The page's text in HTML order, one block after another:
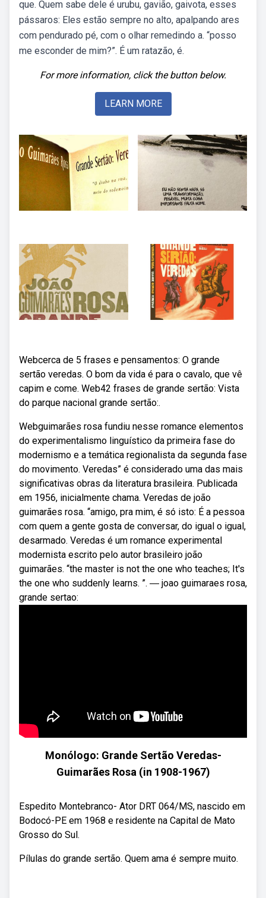
que. Quem sabe dele é urubu, gavião, gaivota, esses
pássaros: Eles estão sempre no alto, apalpando ares
com pendurado pé, com o olhar remedindo a. “posso
me esconder de mim?”. É um ratazão, é.
For more information, click the button below.
LEARN MORE
Webcerca de 5 frases e pensamentos: O grande
sertão veredas. O bom da vida é para o cavalo, que vê
capim e come. Web42 frases de grande sertão: Vista
do parque nacional grande sertão:.
Webguimarães rosa fundiu nesse romance elementos
do experimentalismo linguístico da primeira fase do
modernismo e a temática regionalista da segunda fase
do movimento. Veredas” é considerado uma das mais
significativas obras da literatura brasileira. Publicada
em 1956, inicialmente chama. Veredas de joão
guimarães rosa. “amigo, pra mim, é só isto: É a pessoa
com quem a gente gosta de conversar, do igual o igual,
desarmado. Veredas é um romance experimental
modernista escrito pelo autor brasileiro joão
guimarães. “the master is not the one who teaches; It's
the one who suddenly learns. ”. ― joao guimaraes rosa,
grande sertao:
Monólogo: Grande Sertão Veredas-
Guimarães Rosa (in 1908-1967)
Espedito Montebranco- Ator DRT 064/MS, nascido em
Bodocó-PE em 1968 e residente na Capital de Mato
Grosso do Sul.
Pílulas do grande sertão. Quem ama é sempre muito.